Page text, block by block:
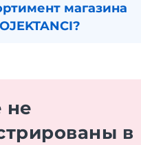
магазина
не
в